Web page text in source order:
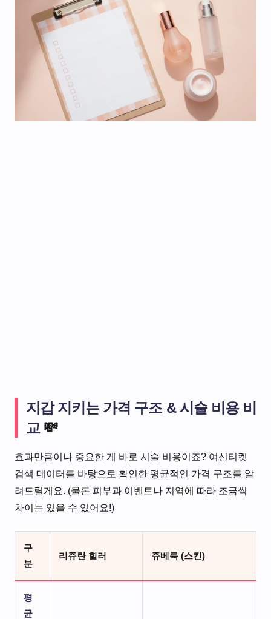
지갑 지키는 가격 구조 & 시술 비용 비
교 💸
효과만큼이나 중요한 게 바로 시술 비용이죠? 여신티켓
검색 데이터를 바탕으로 확인한 평균적인 가격 구조를 알
려드릴게요. (물론 피부과 이벤트나 지역에 따라 조금씩
차이는 있을 수 있어요!)
구
분
리쥬란 힐러 쥬베룩 (스킨)
평
균